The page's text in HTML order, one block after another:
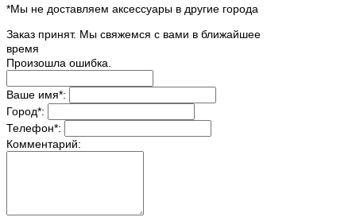
*Мы не доставляем аксессуары в другие города
Заказ принят. Мы свяжемся с вами в ближайшее
время
Произошла ошибка.
Ваше имя*:
Город*:
Телефон*:
Комментарий: